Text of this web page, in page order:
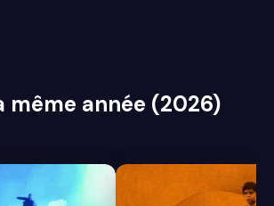
même année (2026)